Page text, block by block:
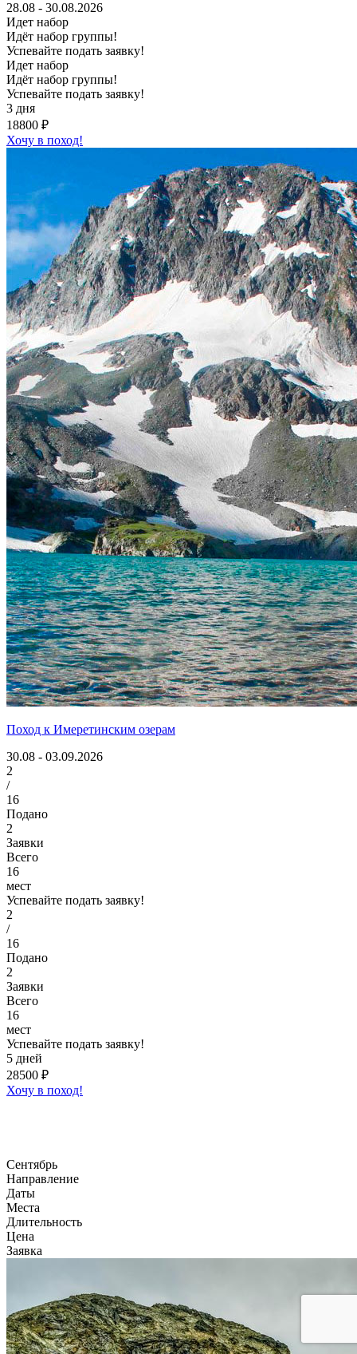
28.08 - 30.08.2026
Идет набор
Идёт набор группы!
Успевайте подать заявку!
Идет набор
Идёт набор группы!
Успевайте подать заявку!
3 дня
18800 ₽
Хочу в поход!
Поход к Имеретинским озерам
30.08 - 03.09.2026
2
/
16
Подано
2
Заявки
Всего
16
мест
Успевайте подать заявку!
2
/
16
Подано
2
Заявки
Всего
16
мест
Успевайте подать заявку!
5 дней
28500 ₽
Хочу в поход!
Сентябрь
Направление
Даты
Места
Длительность
Цена
Заявка